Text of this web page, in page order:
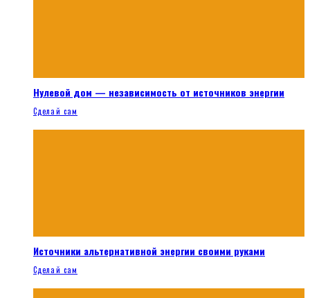
Нулевой дом — независимость от источников энергии
Сделай сам
Источники альтернативной энергии своими руками
Сделай сам